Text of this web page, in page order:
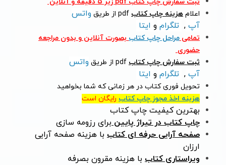
اعلام هزینه چاپ کتاب
واتس
آپ , تلگرام و ایتا
تمامیمراحل چاپ کتاببصورت آنلاین و بدون مراجعه
حضوری
ثبت سفارش چاپ کتاب
واتس
آپ , تلگرام و ایتا
تحویل فوری کتاب در هر زمانی که شما بخواهید
هزینه اخذ مجوز چاپ کتاب رایگان است
بهترین کیفیت چاپ کتاب
چاپ کتاب در تیراژ پایینبرای رزومه سازی
صفحه آرایی حرفه ای کتاب با هزینه صفحه آرایی
ارزان
ویراستاری کتاب با هزینه مقرون بصرفه